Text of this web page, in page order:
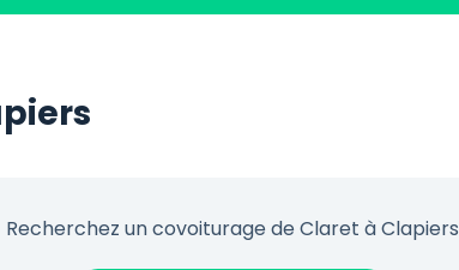
Recherchez un covoiturage de Claret à Clapiers